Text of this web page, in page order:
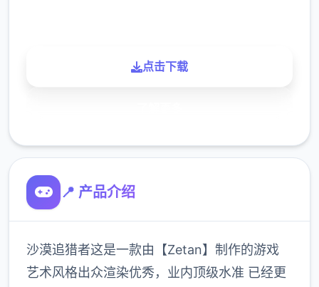
点击下载
📍 产品介绍
沙漠追猎者这是一款由【Zetan】制作的游戏
艺术风格出众渲染优秀，业内顶级水准 已经更